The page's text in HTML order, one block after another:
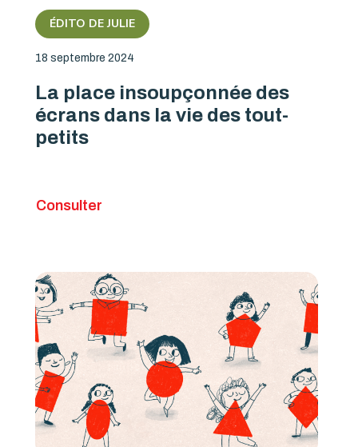
ÉDITO DE JULIE
18 septembre 2024
La place insoupçonnée des
écrans dans la vie des tout-
petits
Consulter